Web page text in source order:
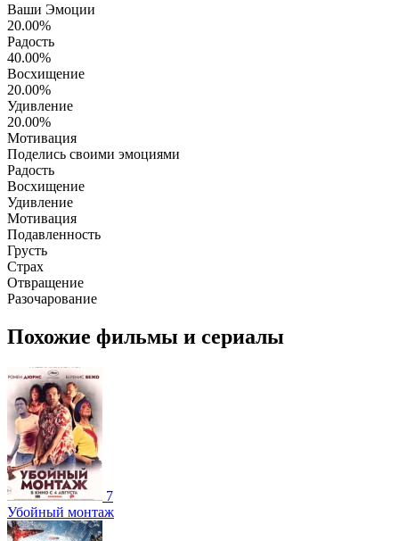
Ваши Эмоции
20.00%
Радость
40.00%
Восхищение
20.00%
Удивление
20.00%
Мотивация
Поделись своими эмоциями
Радость
Восхищение
Удивление
Мотивация
Подавленность
Грусть
Страх
Отвращение
Разочарование
Похожие фильмы и сериалы
7
Убойный монтаж